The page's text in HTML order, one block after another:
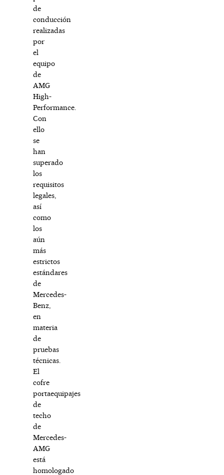
de
conducción
realizadas
por
el
equipo
de
AMG
High-
Performance.
Con
ello
se
han
superado
los
requisitos
legales,
así
como
los
aún
más
estrictos
estándares
de
Mercedes-
Benz,
en
materia
de
pruebas
técnicas.
El
cofre
portaequipajes
de
techo
de
Mercedes-
AMG
está
homologado